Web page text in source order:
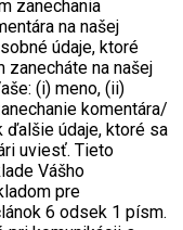
zanechania
na našej
údaje, ktoré
na našej
(i) meno, (ii)
komentára/
ďalšie údaje, ktoré sa
uviesť. Tieto
Vášho
pre
6 odsek 1 písm.